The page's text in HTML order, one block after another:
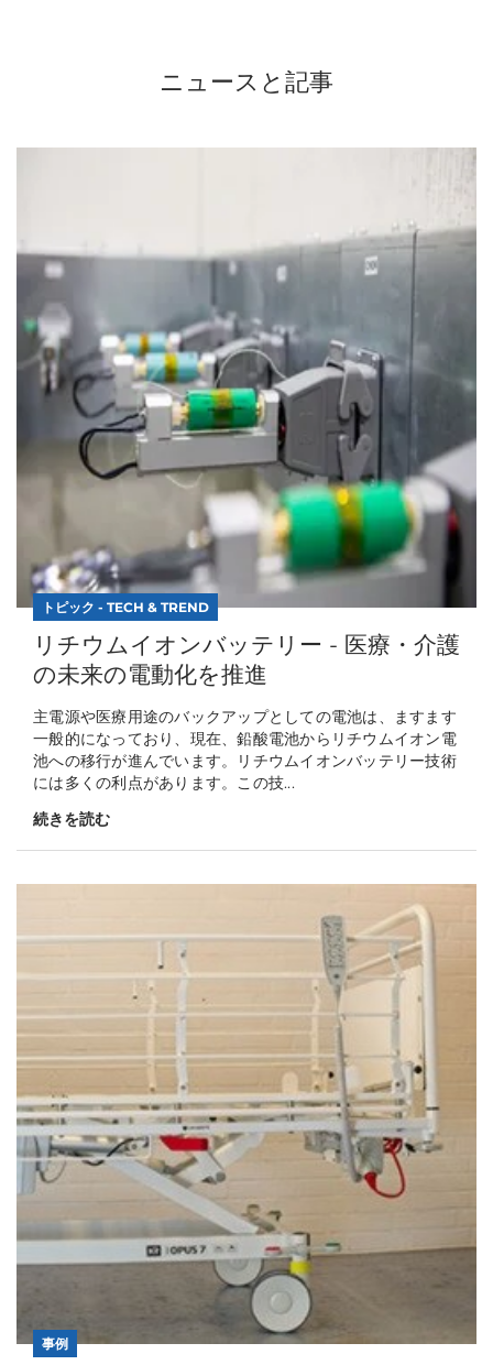
ニュースと記事
トピック - TECH & TREND
リチウムイオンバッテリー - 医療・介護
の未来の電動化を推進
主電源や医療用途のバックアップとしての電池は、ますます
一般的になっており、現在、鉛酸電池からリチウムイオン電
池への移行が進んでいます。リチウムイオンバッテリー技術
には多くの利点があります。この技...
続きを読む
事例